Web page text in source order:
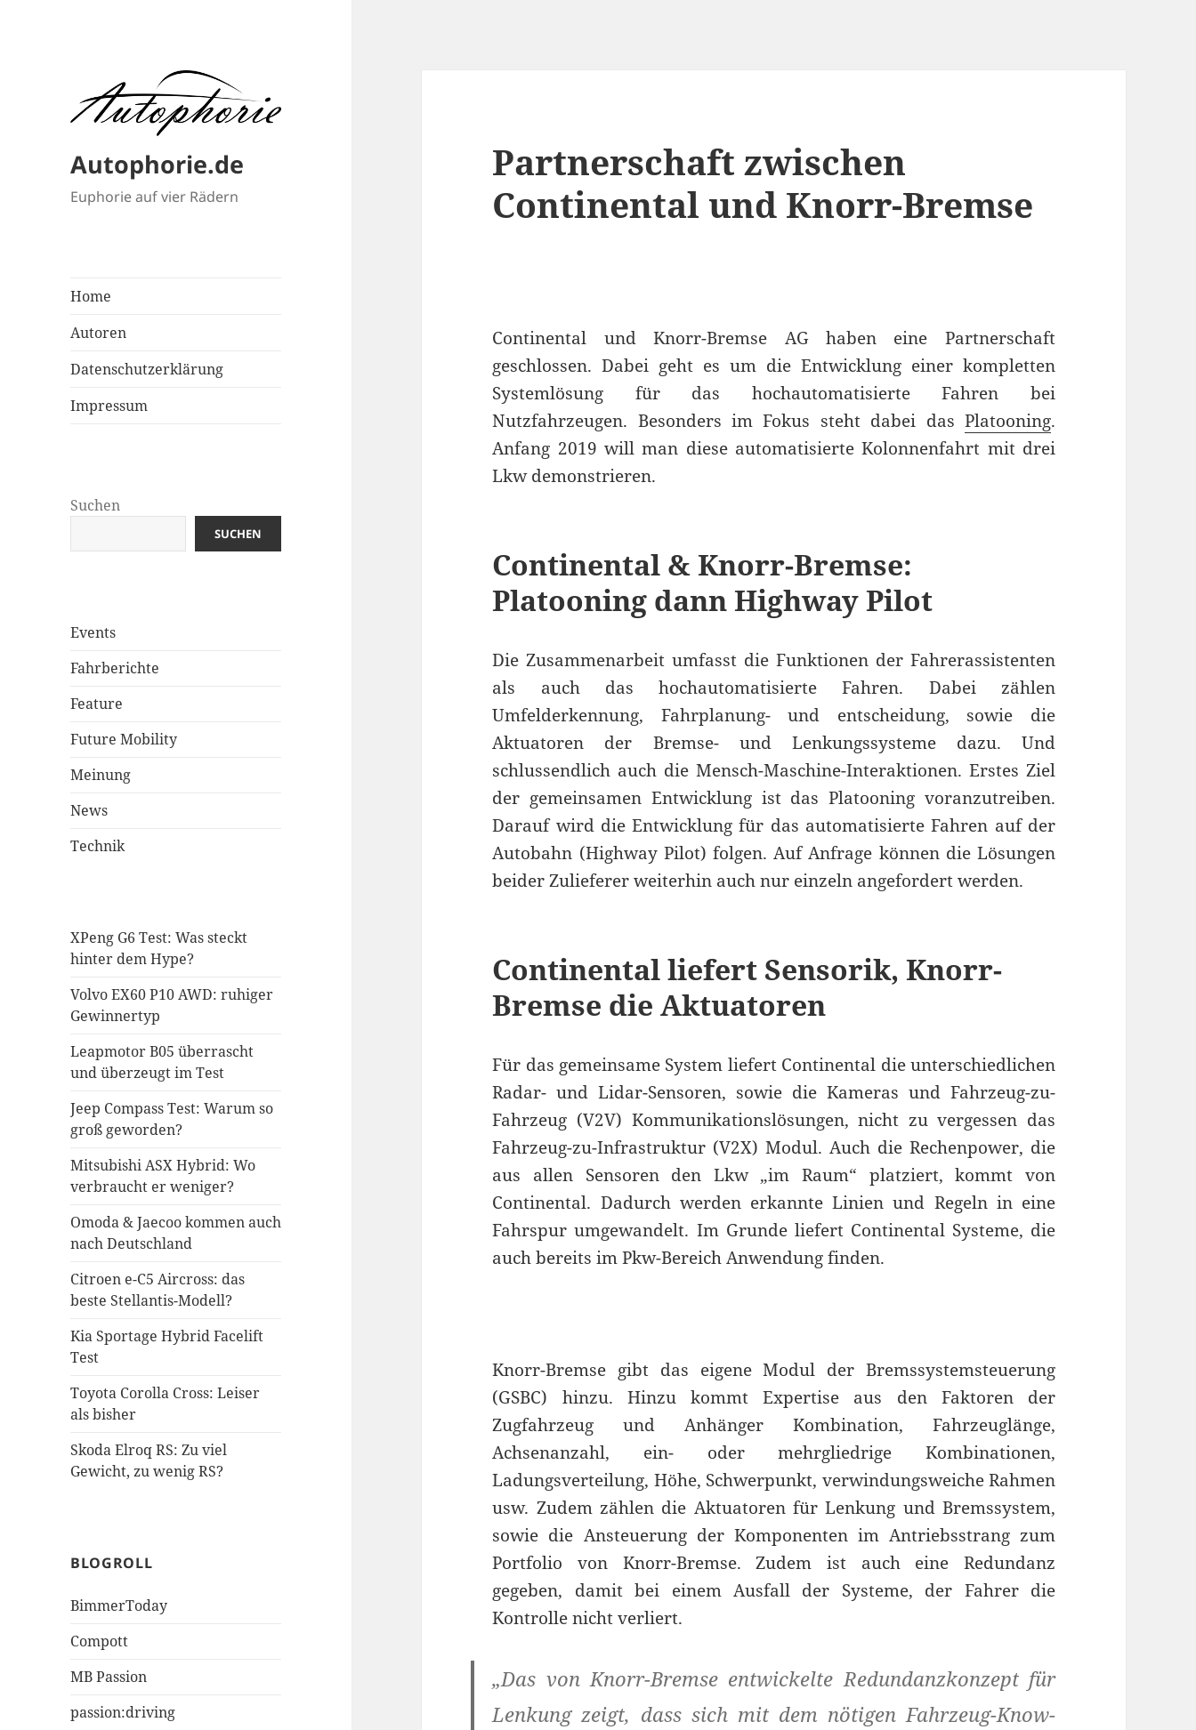
Autophorie.de
Euphorie auf vier Rädern
Home
Autoren
Datenschutzerklärung
Impressum
Suchen
SUCHEN
Events
Fahrberichte
Feature
Future Mobility
Meinung
News
Technik
XPeng G6 Test: Was steckt
hinter dem Hype?
Volvo EX60 P10 AWD: ruhiger
Gewinnertyp
Leapmotor B05 überrascht
und überzeugt im Test
Jeep Compass Test: Warum so
groß geworden?
Mitsubishi ASX Hybrid: Wo
verbraucht er weniger?
Omoda & Jaecoo kommen auch
nach Deutschland
Citroen e-C5 Aircross: das
beste Stellantis-Modell?
Kia Sportage Hybrid Facelift
Test
Toyota Corolla Cross: Leiser
als bisher
Skoda Elroq RS: Zu viel
Gewicht, zu wenig RS?
BLOGROLL
BimmerToday
Compott
MB Passion
passion:driving
Partnerschaft zwischen
Continental und Knorr-Bremse
Continental und Knorr-Bremse AG haben eine Partnerschaft
geschlossen. Dabei geht es um die Entwicklung einer kompletten
Systemlösung für das hochautomatisierte Fahren bei
Nutzfahrzeugen. Besonders im Fokus steht dabei das Platooning.
Anfang 2019 will man diese automatisierte Kolonnenfahrt mit drei
Lkw demonstrieren.
Continental & Knorr-Bremse:
Platooning dann Highway Pilot
Die Zusammenarbeit umfasst die Funktionen der Fahrerassistenten
als auch das hochautomatisierte Fahren. Dabei zählen
Umfelderkennung, Fahrplanung- und entscheidung, sowie die
Aktuatoren der Bremse- und Lenkungssysteme dazu. Und
schlussendlich auch die Mensch-Maschine-Interaktionen. Erstes Ziel
der gemeinsamen Entwicklung ist das Platooning voranzutreiben.
Darauf wird die Entwicklung für das automatisierte Fahren auf der
Autobahn (Highway Pilot) folgen. Auf Anfrage können die Lösungen
beider Zulieferer weiterhin auch nur einzeln angefordert werden.
Continental liefert Sensorik, Knorr-
Bremse die Aktuatoren
Für das gemeinsame System liefert Continental die unterschiedlichen
Radar- und Lidar-Sensoren, sowie die Kameras und Fahrzeug-zu-
Fahrzeug (V2V) Kommunikationslösungen, nicht zu vergessen das
Fahrzeug-zu-Infrastruktur (V2X) Modul. Auch die Rechenpower, die
aus allen Sensoren den Lkw „im Raum“ platziert, kommt von
Continental. Dadurch werden erkannte Linien und Regeln in eine
Fahrspur umgewandelt. Im Grunde liefert Continental Systeme, die
auch bereits im Pkw-Bereich Anwendung finden.
Knorr-Bremse gibt das eigene Modul der Bremssystemsteuerung
(GSBC) hinzu. Hinzu kommt Expertise aus den Faktoren der
Zugfahrzeug und Anhänger Kombination, Fahrzeuglänge,
Achsenanzahl, ein- oder mehrgliedrige Kombinationen,
Ladungsverteilung, Höhe, Schwerpunkt, verwindungsweiche Rahmen
usw. Zudem zählen die Aktuatoren für Lenkung und Bremssystem,
sowie die Ansteuerung der Komponenten im Antriebsstrang zum
Portfolio von Knorr-Bremse. Zudem ist auch eine Redundanz
gegeben, damit bei einem Ausfall der Systeme, der Fahrer die
Kontrolle nicht verliert.
„Das von Knorr-Bremse entwickelte Redundanzkonzept für
Lenkung zeigt, dass sich mit dem nötigen Fahrzeug-Know-